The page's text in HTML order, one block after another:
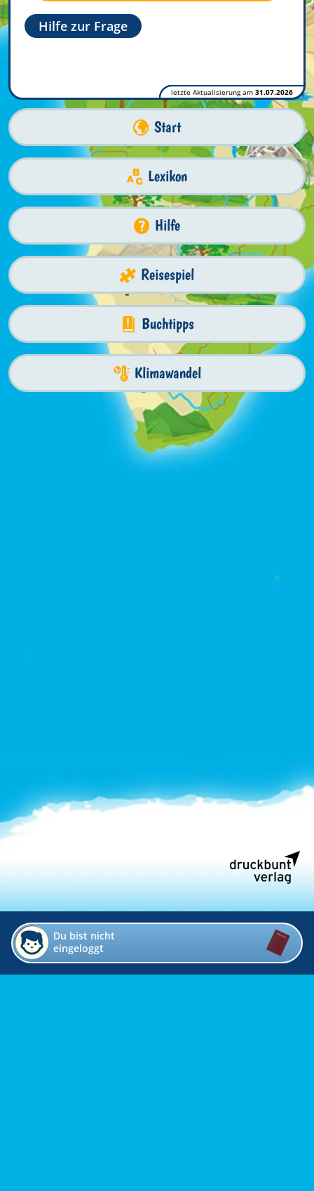
Hilfe zur Frage
letzte Aktualisierung am 31.07.2026
Start
Lexikon
Hilfe
Reisespiel
Buchtipps
Klimawandel
Du bist nicht
eingeloggt